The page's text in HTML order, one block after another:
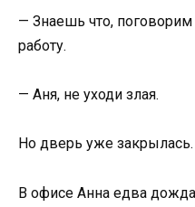
— Знаешь что,
работу.
— Аня, не уходи злая.
Но дверь уже закрылась.
В офисе Анна едва